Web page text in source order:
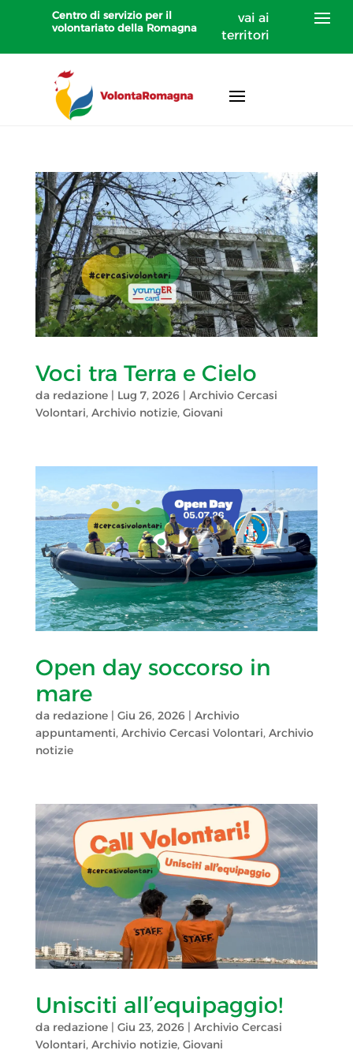
Centro di servizio per il
volontariato della Romagna
vai ai
territori
Voci tra Terra e Cielo
da redazione| Lug 7, 2026| Archivio Cercasi
Volontari, Archivio notizie, Giovani
Open day soccorso in
mare
da redazione| Giu 26, 2026| Archivio
appuntamenti, Archivio Cercasi Volontari, Archivio
notizie
Unisciti all’equipaggio!
da redazione| Giu 23, 2026| Archivio Cercasi
Volontari, Archivio notizie, Giovani